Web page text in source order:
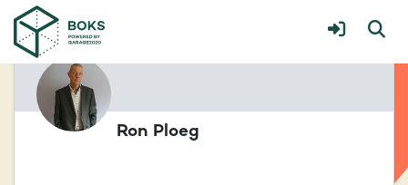
Ron Ploeg